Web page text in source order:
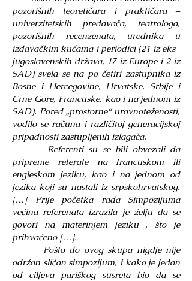
pozorišnih teoretičara i praktičara –
univerzitetskih predavača, teatrologa,
pozorišnih recenzenata, urednika u
izdavačkim kućama i periodici (21 iz eks-
jugoslavenskih država, 17 iz Europe i 2 iz
SAD) svela se na po četiri zastupnika iz
Bosne i Hercegovine, Hrvatske, Srbije i
Crne Gore, Francuske, kao i na jednom iz
SAD). Pored „prostorne“ uravnoteženosti,
vodilo se računa i različitoj generacijskoj
pripadnosti zastupljenih izlagača.
Referenti su se bili obvezali da
pripreme referate na francuskom ili
engleskom jeziku, kao i na jednom od
jezika koji su nastali iz srpskohrvatskog.
[…] Prije početka rada Simpozijuma
većina referenata izrazila je želju da se
govori na materinjem jeziku , što je
prihvaćeno […].
Pošto do ovog skupa nigdje nije
održan sličan simpozijum, i kako je jedan
od ciljeva pariškog susreta bio da se